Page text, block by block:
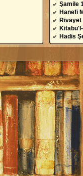
Şamile
Hanefi
Hadis